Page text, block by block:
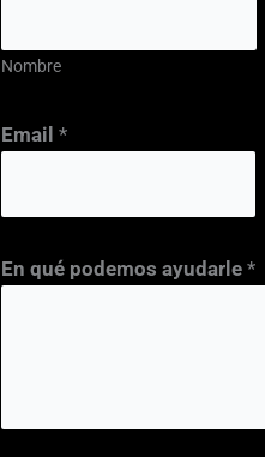
Nombre
Email *
En qué podemos ayudarle *